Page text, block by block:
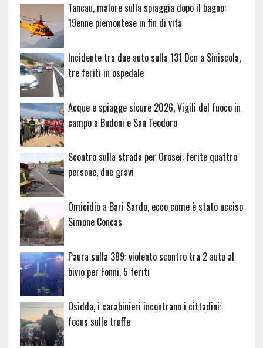
Tancau, malore sulla spiaggia dopo il bagno:
19enne piemontese in fin di vita
Incidente tra due auto sulla 131 Dcn a Siniscola,
tre feriti in ospedale
Acque e spiagge sicure 2026, Vigili del fuoco in
campo a Budoni e San Teodoro
Scontro sulla strada per Orosei: ferite quattro
persone, due gravi
Omicidio a Bari Sardo, ecco come è stato ucciso
Simone Concas
Paura sulla 389: violento scontro tra 2 auto al
bivio per Fonni, 5 feriti
Osidda, i carabinieri incontrano i cittadini:
focus sulle truffe